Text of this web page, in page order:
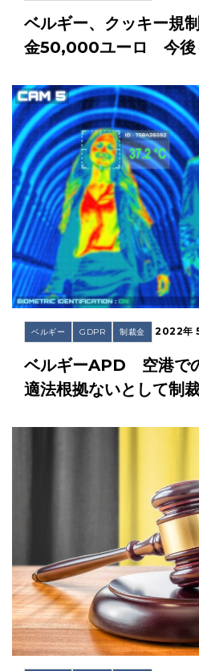
ベルギー、クッキー規
金50,000ユーロ 今後
ベルギー GDPR 制裁金 2022年
ベルギーAPD 空港で
適法根拠ないとして制